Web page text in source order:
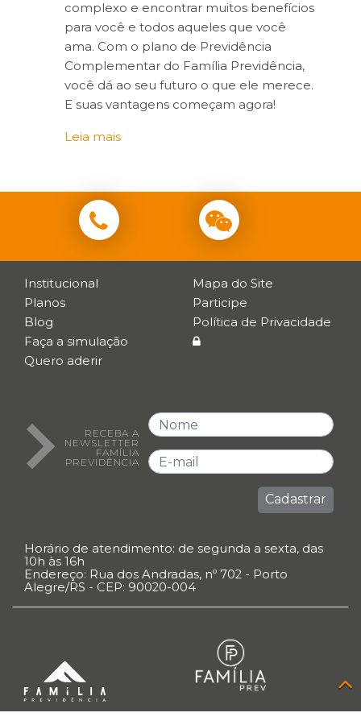
complexo e encontrar muitos benefícios
para você e todos aqueles que você
ama. Com o plano de Previdência
Complementar do Família Previdência,
você dá ao seu futuro o que ele merece.
E suas vantagens começam agora!
Leia mais
Institucional
Planos
Blog
Faça a simulação
Quero aderir
Mapa do Site
Participe
Política de Privacidade
RECEBA A
NEWSLETTER
FAMÍLIA
PREVIDÊNCIA
Cadastrar
Horário de atendimento: de segunda a sexta, das
10h às 16h
Endereço: Rua dos Andradas, nº 702 - Porto
Alegre/RS - CEP: 90020-004